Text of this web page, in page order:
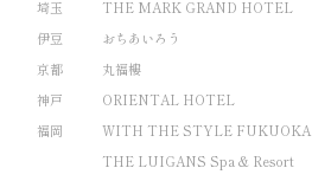
埼玉
THE MARK GRAND HOTEL
伊豆
おちあいろう
京都
丸福樓
神戸
ORIENTAL HOTEL
福岡
WITH THE STYLE FUKUOKA
THE LUIGANS Spa & Resort